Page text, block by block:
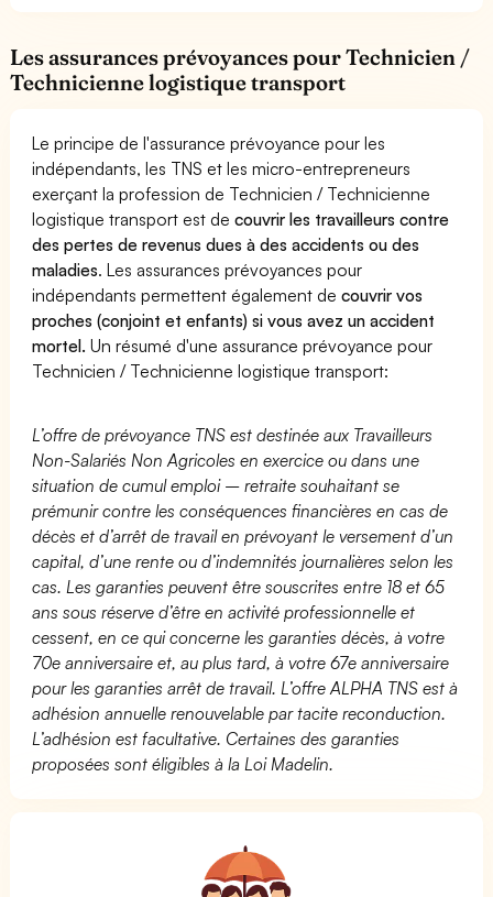
Les assurances prévoyances pour Technicien /
Technicienne logistique transport
Le principe de l'assurance prévoyance pour les
indépendants, les TNS et les micro-entrepreneurs
exerçant la profession de Technicien / Technicienne
logistique transport est decouvrir les travailleurs contre
des pertes de revenus dues à des accidents ou des
maladies. Les assurances prévoyances pour
indépendants permettent également decouvrir vos
proches (conjoint et enfants) si vous avez un accident
mortel. Un résumé d'une assurance prévoyance pour
Technicien / Technicienne logistique transport:
L’offre de prévoyance TNS est destinée aux Travailleurs
Non-Salariés Non Agricoles en exercice ou dans une
situation de cumul emploi – retraite souhaitant se
prémunir contre les conséquences financières en cas de
décès et d’arrêt de travail en prévoyant le versement d’un
capital, d’une rente ou d’indemnités journalières selon les
cas. Les garanties peuvent être souscrites entre 18 et 65
ans sous réserve d’être en activité professionnelle et
cessent, en ce qui concerne les garanties décès, à votre
70e anniversaire et, au plus tard, à votre 67e anniversaire
pour les garanties arrêt de travail. L’offre ALPHA TNS est à
adhésion annuelle renouvelable par tacite reconduction.
L’adhésion est facultative. Certaines des garanties
proposées sont éligibles à la Loi Madelin.